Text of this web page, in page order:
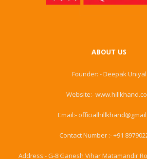
ABOUT US
Founder: - Deepak Uniyal
Website:-
Email:-
Contact Number :- +91
Address:- G-8 Ganesh Vihar Matamandir